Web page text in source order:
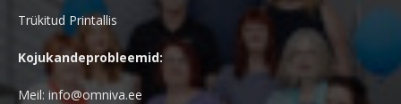
Trükitud Printallis
Kojukandeprobleemid:
Meil: info@omniva.ee